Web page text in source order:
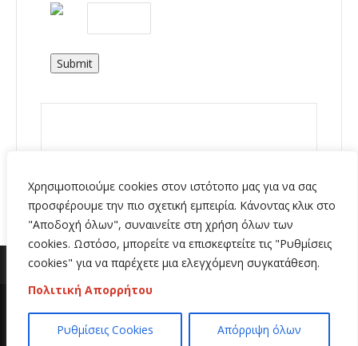
Χρησιμοποιούμε cookies στον ιστότοπο μας για να σας
προσφέρουμε την πιο σχετική εμπειρία. Κάνοντας κλικ στο
"Αποδοχή όλων", συναινείτε στη χρήση όλων των
cookies. Ωστόσο, μπορείτε να επισκεφτείτε τις "Ρυθμίσεις
cookies" για να παρέχετε μια ελεγχόμενη συγκατάθεση.
Πολιτική Απορρήτου
Ρυθμίσεις Cookies Απόρριψη όλων
Submit
Copyright 2020 | All Rights Reserved | Κατασκευή
ιστοσελίδων
Hi Web